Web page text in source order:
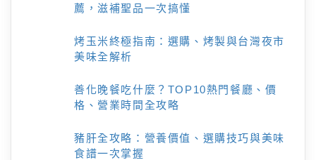
薦，滋補聖品一次搞懂
烤玉米終極指南：選購、烤製與台灣夜市
美味全解析
善化晚餐吃什麼？TOP10熱門餐廳、價
格、營業時間全攻略
豬肝全攻略：營養價值、選購技巧與美味
食譜一次掌握